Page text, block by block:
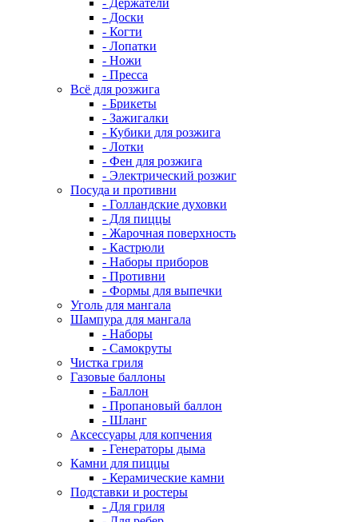
- Держатели
- Доски
- Когти
- Лопатки
- Ножи
- Пресса
Всё для розжига
- Брикеты
- Зажигалки
- Кубики для розжига
- Лотки
- Фен для розжига
- Электрический розжиг
Посуда и противни
- Голландские духовки
- Для пиццы
- Жарочная поверхность
- Кастрюли
- Наборы приборов
- Противни
- Формы для выпечки
Уголь для мангала
Шампура для мангала
- Наборы
- Самокруты
Чистка гриля
Газовые баллоны
- Баллон
- Пропановый баллон
- Шланг
Аксессуары для копчения
- Генераторы дыма
Камни для пиццы
- Керамические камни
Подставки и ростеры
- Для гриля